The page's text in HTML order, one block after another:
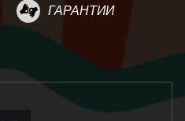
ГАРАНТИИ